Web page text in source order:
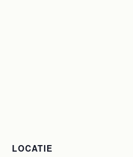
LOCATIE